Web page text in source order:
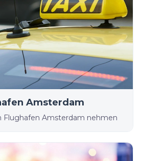
Amsterdam
Flughafen Amsterdam nehmen